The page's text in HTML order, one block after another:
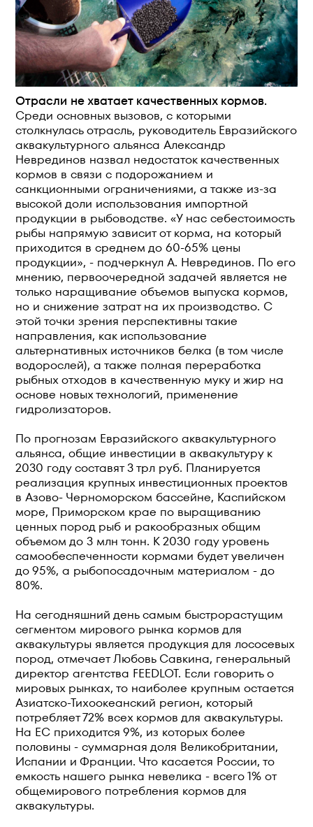
Отрасли не хватает качественных кормов.
Среди основных вызовов, с которыми
столкнулась отрасль, руководитель Евразийского
аквакультурного альянса Александр
Неврединов назвал недостаток качественных
кормов в связи с подорожанием и
санкционными ограничениями, а также из-за
высокой доли использования импортной
продукции в рыбоводстве. «У нас себестоимость
рыбы напрямую зависит от корма, на который
приходится в среднем до 60-65% цены
продукции», - подчеркнул А. Неврединов. По его
мнению, первоочередной задачей является не
только наращивание объемов выпуска кормов,
но и снижение затрат на их производство. С
этой точки зрения перспективны такие
направления, как использование
альтернативных источников белка (в том числе
водорослей), а также полная переработка
рыбных отходов в качественную муку и жир на
основе новых технологий, применение
гидролизаторов.
По прогнозам Евразийского аквакультурного
альянса, общие инвестиции в аквакультуру к
2030 году составят 3 трл руб. Планируется
реализация крупных инвестиционных проектов
в Азово- Черноморском бассейне, Каспийском
море, Приморском крае по выращиванию
ценных пород рыб и ракообразных общим
объемом до 3 млн тонн. К 2030 году уровень
самообеспеченности кормами будет увеличен
до 95%, а рыбопосадочным материалом - до
80%.
На сегодняшний день самым быстрорастущим
сегментом мирового рынка кормов для
аквакультуры является продукция для лососевых
пород, отмечает Любовь Савкина, генеральный
директор агентства FEEDLOT. Если говорить о
мировых рынках, то наиболее крупным остается
Азиатско-Тихоокеанский регион, который
потребляет 72% всех кормов для аквакультуры.
На ЕС приходится 9%, из которых более
половины - суммарная доля Великобритании,
Испании и Франции. Что касается России, то
емкость нашего рынка невелика - всего 1% от
общемирового потребления кормов для
аквакультуры.